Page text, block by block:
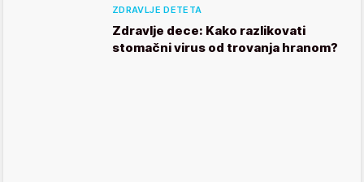
ZDRAVLJE DETETA
Zdravlje dece: Kako razlikovati
stomačni virus od trovanja hranom?